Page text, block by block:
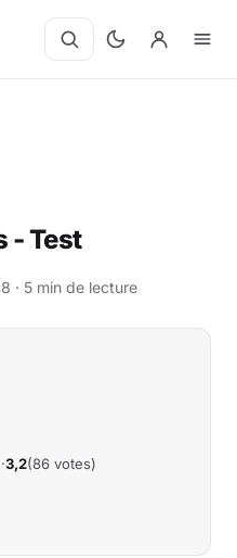
- Test
· 5 min de lecture
3,2(86 votes)